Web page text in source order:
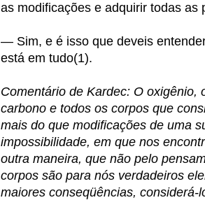
as modificações e adquirir todas as
— Sim, e é isso que deveis
está em tudo(1).
Comentário de Kardec: O oxigênio,
carbono e todos os corpos que
mais do que modificações de uma
impossibilidade, em que nos
outra maneira, que não pelo
corpos são para nós verdadeiros
maiores conseqüências, considerá-